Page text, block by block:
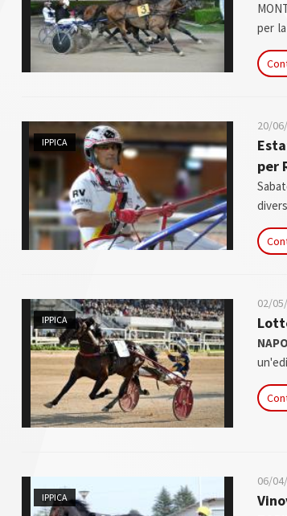
per
IPPICA
20/
per
IPPICA
02/
IPPICA
06/